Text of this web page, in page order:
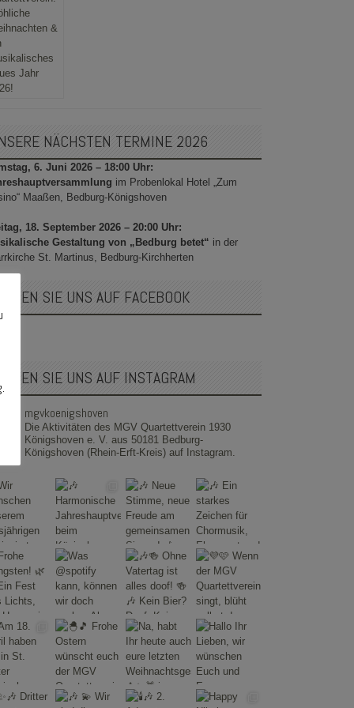
NÄCHSTEN TERMINE 2026
6. Juni 2026 – 18:00 Uhr:
im Probenlokal Hotel „Zum
Maaßen, Bedburg-Königshoven
18. September 2026 – 20:00 Uhr:
Gestaltung von „Bedburg betet“ in der
St. Martinus, Bedburg-Kirchherten
FOLGEN SIE UNS AUF FACEBOOK
FOLGEN SIE UNS AUF INSTAGRAM
mgvkoenigshoven
Die Aktivitäten des MGV Quartettverein 1930
Königshoven e. V. aus 50181 Bedburg-
Königshoven (Rhein-Erft-Kreis) auf Instagram.